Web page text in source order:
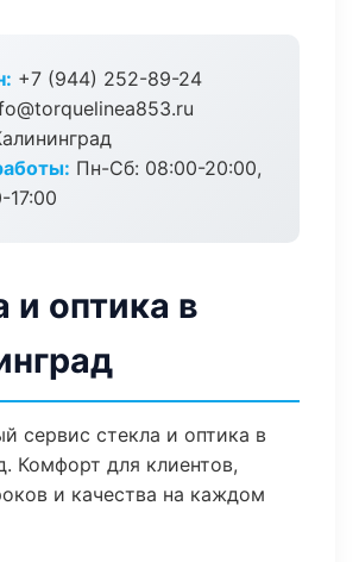
+7 (944) 252-89-24
Пн-Сб: 08:00-20:00,
17:00
и оптика в
сервис стекла и оптика в
Комфорт для клиентов,
и качества на каждом